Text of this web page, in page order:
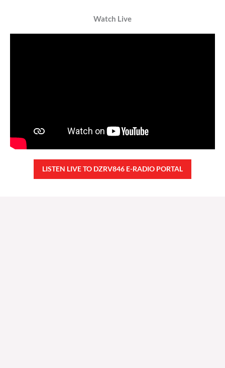
Watch Live
LISTEN LIVE TO DZRV846 E-RADIO PORTAL